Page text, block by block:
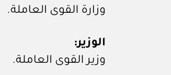
وزارة القوى العاملة.
الوزير:
وزير القوى العاملة.